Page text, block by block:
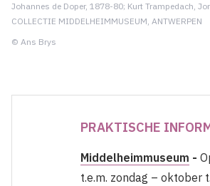
Johannes de Doper, 1878-80; Kurt Trampedach,
COLLECTIE MIDDELHEIMMUSEUM, ANTWERPEN
© Ans Brys
PRAKTISCHE
Middelheimmuseum -
t.e.m. zondag – oktober